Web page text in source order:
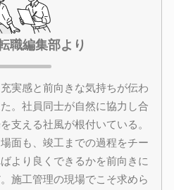
職編集部より
実感と前向きな気持ちが伝わ
。社員同士が自然に協力し合
支える社風が根付いている。
面も、竣工までの過程をチー
より良くできるかを前向きに
施工管理の現場でこそ求めら